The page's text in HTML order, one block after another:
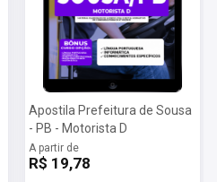
Apostila Prefeitura de Sousa
- PB - Motorista D
A partir de
R$ 19,78